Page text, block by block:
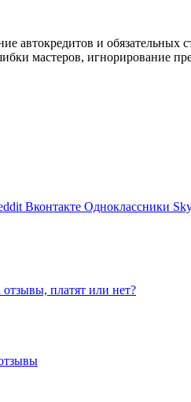
автокредитов и обязательных
мастеров, игнорирование
Вконтакте Одноклассники
платят или нет?